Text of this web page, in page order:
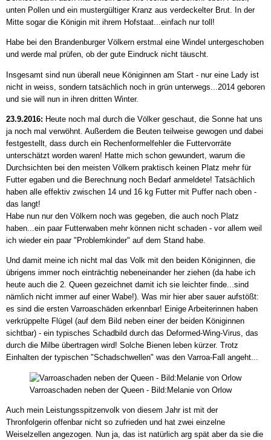
unten Pollen und ein mustergültiger Kranz aus verdeckelter Brut. In der
Mitte sogar die Königin mit ihrem Hofstaat...einfach nur toll!
Habe bei den Brandenburger Völkern erstmal eine Windel untergeschoben
und werde mal prüfen, ob der gute Eindruck nicht täuscht.
Insgesamt sind nun überall neue Königinnen am Start - nur eine Lady ist
nicht in weiss, sondern tatsächlich noch in grün unterwegs...2014 geboren
und sie will nun in ihren dritten Winter.
23.9.2016: Heute noch mal durch die Völker geschaut, die Sonne hat uns
ja noch mal verwöhnt. Außerdem die Beuten teilweise gewogen und dabei
festgestellt, dass durch ein Rechenformelfehler die Futtervorräte
unterschätzt worden waren! Hatte mich schon gewundert, warum die
Durchsichten bei den meisten Völkern praktisch keinen Platz mehr für
Futter egaben und die Berechnung noch Bedarf anmeldete! Tatsächlich
haben alle effektiv zwischen 14 und 16 kg Futter mit Puffer nach oben -
das langt!
Habe nun nur den Völkern noch was gegeben, die auch noch Platz
haben...ein paar Futterwaben mehr können nicht schaden - vor allem weil
ich wieder ein paar "Problemkinder" auf dem Stand habe.
Und damit meine ich nicht mal das Volk mit den beiden Königinnen, die
übrigens immer noch einträchtig nebeneinander her ziehen (da habe ich
heute auch die 2. Queen gezeichnet damit ich sie leichter finde...sind
nämlich nicht immer auf einer Wabe!). Was mir hier aber sauer aufstößt:
es sind die ersten Varroaschäden erkennbar! Einige Arbeiterinnen haben
verkrüppelte Flügel (auf dem Bild neben einer der beiden Königinnen
sichtbar) - ein typisches Schadbild durch das Deformed-Wing-Virus, das
durch die Milbe übertragen wird! Solche Bienen leben kürzer. Trotz
Einhalten der typischen "Schadschwellen" was den Varroa-Fall angeht...
Varroaschaden neben der Queen - Bild:Melanie von Orlow
Auch mein Leistungsspitzenvolk von diesem Jahr ist mit der
Thronfolgerin offenbar nicht so zufrieden und hat zwei einzelne
Weiselzellen angezogen. Nun ja, das ist natürlich arg spät aber da sie die